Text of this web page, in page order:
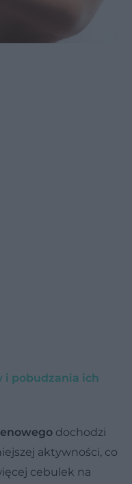
i pobudzania ich
dochodzi
aktywności, co
cebulek na